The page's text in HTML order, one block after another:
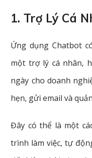
1. Trợ Lý Cá
Ứng dụng Chatbot
một trợ lý cá nhân,
ngày cho doanh
hẹn, gửi email và
Đây có thể là một
trình làm việc, tự